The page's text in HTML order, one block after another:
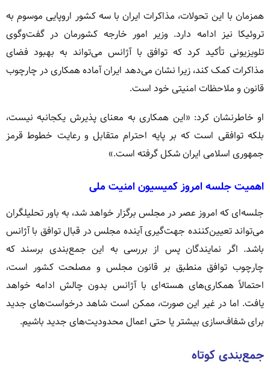
همزمان با این تحولات، مذاکرات ایران با سه کشور اروپایی موسوم به
تروئیکا نیز ادامه دارد. وزیر امور خارجه کشورمان در گفت‌وگوی
تلویزیونی تأکید کرد که توافق با آژانس می‌تواند به بهبود فضای
مذاکرات کمک کند، زیرا نشان می‌دهد ایران آماده همکاری در چارچوب
قانون و ملاحظات امنیتی خود است.
او خاطرنشان کرد: «این همکاری به معنای پذیرش یکجانبه نیست،
بلکه توافقی است که بر پایه احترام متقابل و رعایت خطوط قرمز
جمهوری اسلامی ایران شکل گرفته است.»
اهمیت جلسه امروز کمیسیون امنیت ملی
جلسه‌ای که امروز عصر در مجلس برگزار خواهد شد، به باور تحلیلگران
می‌تواند تعیین‌کننده جهت‌گیری آینده مجلس در قبال توافق با آژانس
باشد. اگر نمایندگان پس از بررسی به این جمع‌بندی برسند که
چارچوب توافق منطبق بر قانون مجلس و مصلحت کشور است،
احتمالاً همکاری‌های هسته‌ای با آژانس بدون چالش ادامه خواهد
یافت. اما در غیر این صورت، ممکن است شاهد درخواست‌های جدید
برای شفاف‌سازی بیشتر یا حتی اعمال محدودیت‌های جدید باشیم.
جمع‌بندی کوتاه